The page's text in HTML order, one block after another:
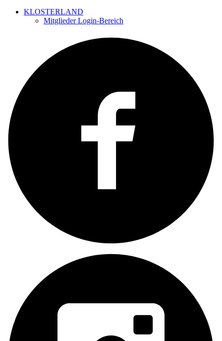
KLOSTERLAND
Mitglieder Login-Bereich